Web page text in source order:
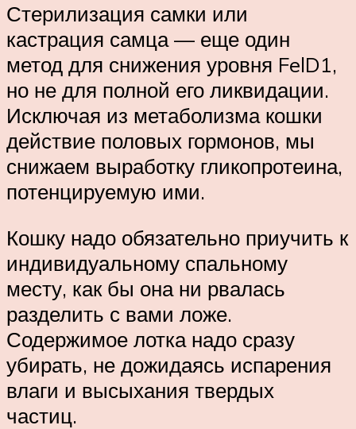
Стерилизация самки или
кастрация самца — еще один
метод для снижения уровня FelD1,
но не для полной его ликвидации.
Исключая из метаболизма кошки
действие половых гормонов, мы
снижаем выработку гликопротеина,
потенцируемую ими.
Кошку надо обязательно приучить к
индивидуальному спальному
месту, как бы она ни рвалась
разделить с вами ложе.
Содержимое лотка надо сразу
убирать, не дожидаясь испарения
влаги и высыхания твердых
частиц.